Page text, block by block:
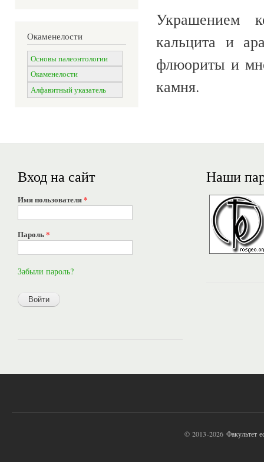
Окаменелости
Основы палеонтологии
Окаменелости
Алфавитный указатель
Украшением
кальцита и
флюориты и
камня.
Вход на сайт
Имя пользователя*
Пароль*
Забыли пароль?
Наши
© 2013-2026 Факультет